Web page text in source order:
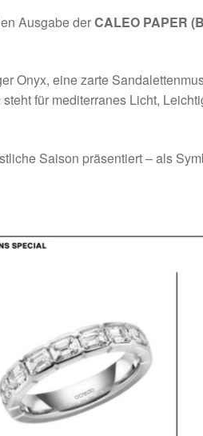
Ausgabe derCALEO PAPER
Onyx, eine zarte
steht für mediterranes Licht,
Saison präsentiert – als